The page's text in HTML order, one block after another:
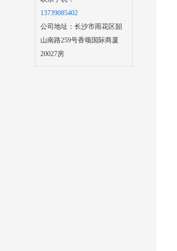
13739085402
公司地址：长沙市雨花区韶
山南路259号香颂国际商厦
20027房